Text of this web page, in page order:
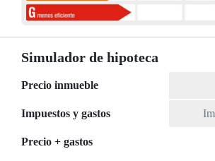
Simulador de hipoteca
Precio inmueble
Impuestos y gastos
Precio + gastos